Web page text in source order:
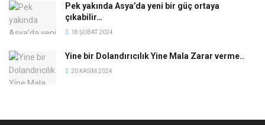
Pek yakında Asya’da yeni bir güç ortaya
çıkabilir…
18 ŞUBAT 2024
Yine bir Dolandırıcılık Yine Mala Zarar verme..
20 KASIM 2024